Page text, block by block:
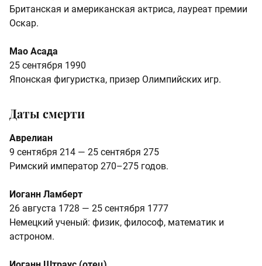
Британская и американская актриса, лауреат премии
Оскар.
Мао Асада
25 сентября 1990
Японская фигуристка, призер Олимпийских игр.
Даты смерти
Аврелиан
9 сентября 214 — 25 сентября 275
Римский император 270–275 годов.
Иоганн Ламберт
26 августа 1728 — 25 сентября 1777
Немецкий ученый: физик, философ, математик и
астроном.